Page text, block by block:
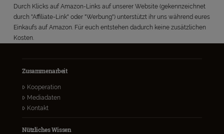
Durch Klicks auf Amazon-Links auf unserer Website (gekennzeichnet
durch "Affiliate-Link" oder "Werbung") unterstützt ihr uns während eures
Einkaufs auf Amazon. Für euch entstehen dadurch keine zusätzlichen
Kosten.
Zusammenarbeit
Kooperation
Mediadaten
Kontakt
Nützliches Wissen